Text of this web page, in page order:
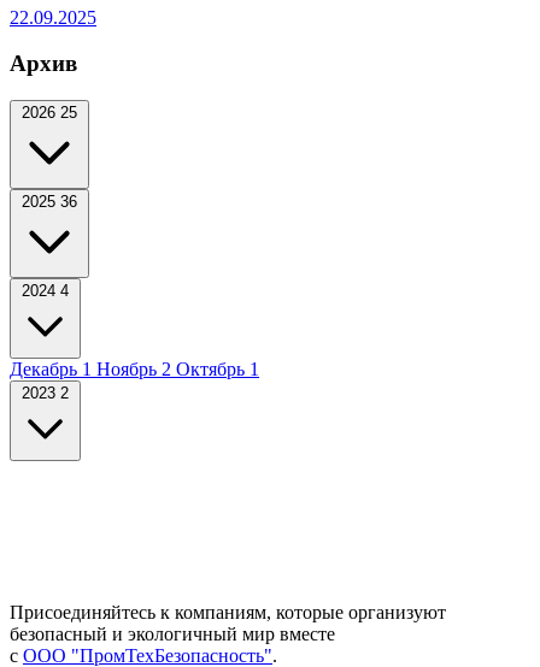
22.09.2025
Архив
2026 25
2025 36
2024 4
Декабрь 1 Ноябрь 2 Октябрь 1
2023 2
Присоединяйтесь к компаниям, которые организуют
безопасный и экологичный мир вместе
с ООО "ПромТехБезопасность".